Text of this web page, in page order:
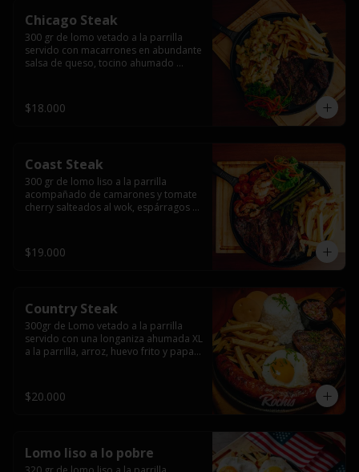
Chicago Steak
300 gr de lomo vetado a la parrilla
servido con macarrones en abundante
salsa de queso, tocino ahumado
$18.000
Coast Steak
300 gr de lomo liso a la parrilla
acompañado de camarones y tomate
cherry salteados al wok, espárragos
$19.000
Country Steak
300gr de Lomo vetado a la parrilla
servido con una longaniza ahumada XL
a la parrilla, arroz, huevo frito y papas
$20.000
Lomo liso a lo pobre